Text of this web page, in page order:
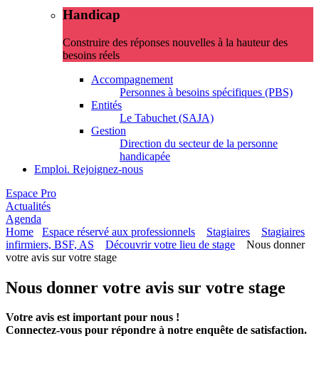
Handicap
Construire des réponses nouvelles à la hauteur des
besoins réels
Accompagnement
Personnes à besoins spécifiques (PBS)
Entités
Le Tabuchet (SAJA)
Gestion
Direction du secteur de la personne
handicapée
Emploi. Rejoignez-nous
Espace Pro
Actualités
Agenda
Home
Espace réservé aux professionnels Stagiaires
Stagiaires
infirmiers, BSF, AS
Découvrir votre lieu de stage
Nous donner
votre avis sur votre stage
Nous donner votre avis sur votre stage
Votre avis est important pour nous !
Connectez-vous pour répondre à notre enquête de satisfaction.